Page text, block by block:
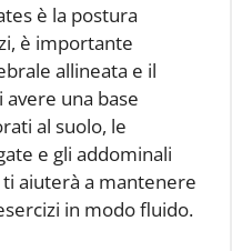
è la postura
è importante
allineata e il
avere una base
al suolo, le
e gli addominali
aiuterà a mantenere
in modo fluido.